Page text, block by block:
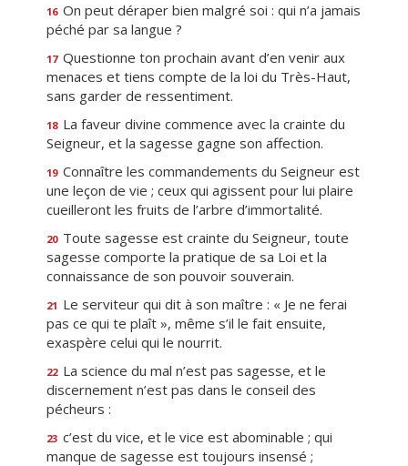
16 On peut déraper bien malgré soi : qui n’a jamais
péché par sa langue ?
17 Questionne ton prochain avant d’en venir aux
menaces et tiens compte de la loi du Très-Haut,
sans garder de ressentiment.
18 La faveur divine commence avec la crainte du
Seigneur, et la sagesse gagne son affection.
19 Connaître les commandements du Seigneur est
une leçon de vie ; ceux qui agissent pour lui plaire
cueilleront les fruits de l’arbre d’immortalité.
20 Toute sagesse est crainte du Seigneur, toute
sagesse comporte la pratique de sa Loi et la
connaissance de son pouvoir souverain.
21 Le serviteur qui dit à son maître : « Je ne ferai
pas ce qui te plaît », même s’il le fait ensuite,
exaspère celui qui le nourrit.
22 La science du mal n’est pas sagesse, et le
discernement n’est pas dans le conseil des
pécheurs :
23 c’est du vice, et le vice est abominable ; qui
manque de sagesse est toujours insensé ;